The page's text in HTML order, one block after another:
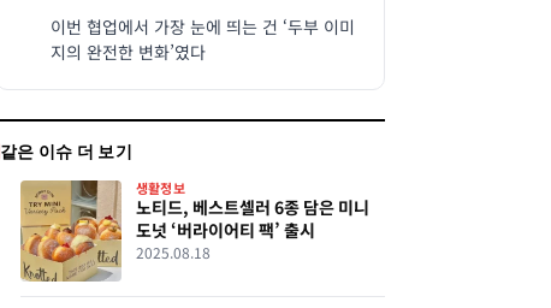
이번 협업에서 가장 눈에 띄는 건 ‘두부 이미
지의 완전한 변화’였다
같은 이슈 더 보기
생활정보
노티드, 베스트셀러 6종 담은 미니
도넛 ‘버라이어티 팩’ 출시
2025.08.18